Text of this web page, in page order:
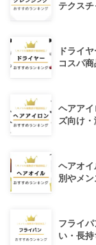
テクスチ
ドライ
コスパ商
ヘアア
ズ向け
ヘアオ
別やメン
フライ
い・長持